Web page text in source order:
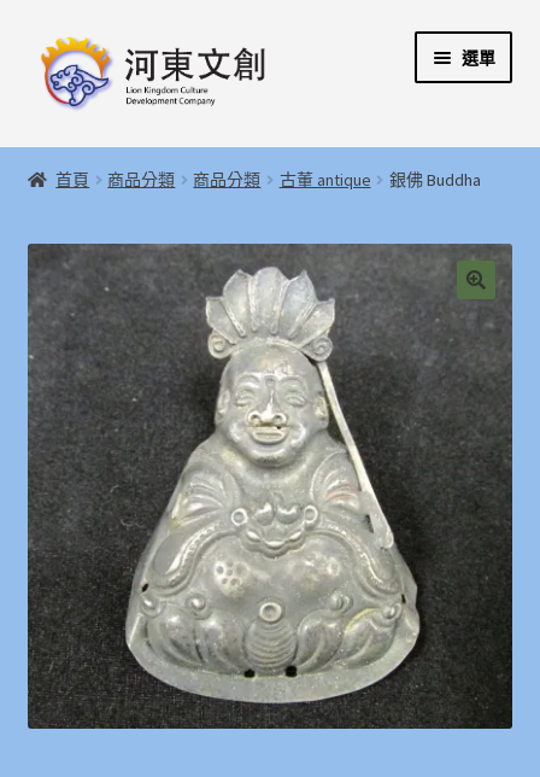
跳
至
跳
至
容
選單
首頁
單
子
選
單
河東堂獅子博物館
展
開
子
選
單
聯絡我們
購物指引
Weglot switcher
首頁 商品分類 商品分類 古董 antique 銀佛 Buddha
🔍